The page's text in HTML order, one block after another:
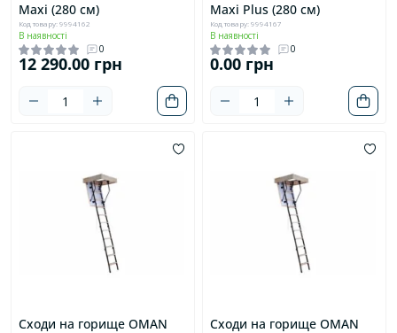
Maxi (280 см)
Код товару: 9994162
В наявності
0
12 290.00 грн
Maxi Plus (280 см)
Код товару: 9994167
В наявності
0
0.00 грн
Сходи на горище OMAN
Сходи на горище OMAN